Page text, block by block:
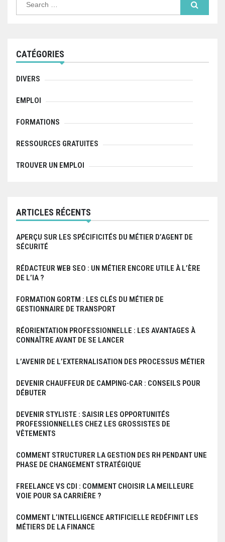
i
o
n
d
’
r
t
i
c
l
e
a
f
o
:
CATÉGORIES
DIVERS
EMPLOI
FORMATIONS
RESSOURCES GRATUITES
TROUVER UN EMPLOI
ARTICLES RÉCENTS
APERÇU SUR LES SPÉCIFICITÉS DU MÉTIER D’AGENT DE
SÉCURITÉ
RÉDACTEUR WEB SEO : UN MÉTIER ENCORE UTILE À L’ÈRE
DE L’IA ?
FORMATION GORTM : LES CLÉS DU MÉTIER DE
GESTIONNAIRE DE TRANSPORT
RÉORIENTATION PROFESSIONNELLE : LES AVANTAGES À
CONNAÎTRE AVANT DE SE LANCER
L’AVENIR DE L’EXTERNALISATION DES PROCESSUS MÉTIER
DEVENIR CHAUFFEUR DE CAMPING-CAR : CONSEILS POUR
DÉBUTER
DEVENIR STYLISTE : SAISIR LES OPPORTUNITÉS
PROFESSIONNELLES CHEZ LES GROSSISTES DE
VÊTEMENTS
COMMENT STRUCTURER LA GESTION DES RH PENDANT UNE
PHASE DE CHANGEMENT STRATÉGIQUE
FREELANCE VS CDI : COMMENT CHOISIR LA MEILLEURE
VOIE POUR SA CARRIÈRE ?
COMMENT L’INTELLIGENCE ARTIFICIELLE REDÉFINIT LES
MÉTIERS DE LA FINANCE